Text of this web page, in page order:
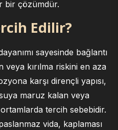
bir çözümdür.
Edilir?
sayesinde bağlantı
kırılma riskini en aza
karşı dirençli yapısı,
maruz kalan veya
tercih sebebidir.
vida, kaplaması